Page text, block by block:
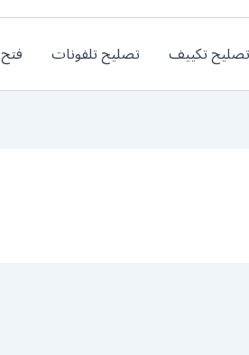
تصليح تكييف تصليح تلفونات